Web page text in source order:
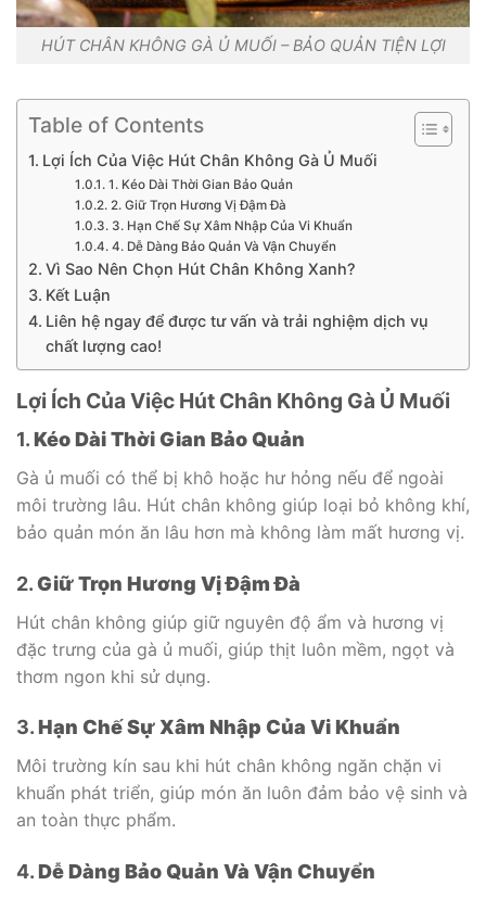
HÚT CHÂN KHÔNG GÀ Ủ MUỐI – BẢO QUẢN TIỆN LỢI
Table of Contents
Lợi Ích Của Việc Hút Chân Không Gà Ủ Muối
1. Kéo Dài Thời Gian Bảo Quản
2. Giữ Trọn Hương Vị Đậm Đà
3. Hạn Chế Sự Xâm Nhập Của Vi Khuẩn
4. Dễ Dàng Bảo Quản Và Vận Chuyển
Vì Sao Nên Chọn Hút Chân Không Xanh?
Kết Luận
Liên hệ ngay để được tư vấn và trải nghiệm dịch vụ
chất lượng cao!
Lợi Ích Của Việc Hút Chân Không Gà Ủ Muối
1.Kéo Dài Thời Gian Bảo Quản
Gà ủ muối có thể bị khô hoặc hư hỏng nếu để ngoài
môi trường lâu. Hút chân không giúp loại bỏ không khí,
bảo quản món ăn lâu hơn mà không làm mất hương vị.
2.Giữ Trọn Hương Vị Đậm Đà
Hút chân không giúp giữ nguyên độ ẩm và hương vị
đặc trưng của gà ủ muối, giúp thịt luôn mềm, ngọt và
thơm ngon khi sử dụng.
3.Hạn Chế Sự Xâm Nhập Của Vi Khuẩn
Môi trường kín sau khi hút chân không ngăn chặn vi
khuẩn phát triển, giúp món ăn luôn đảm bảo vệ sinh và
an toàn thực phẩm.
4.Dễ Dàng Bảo Quản Và Vận Chuyển